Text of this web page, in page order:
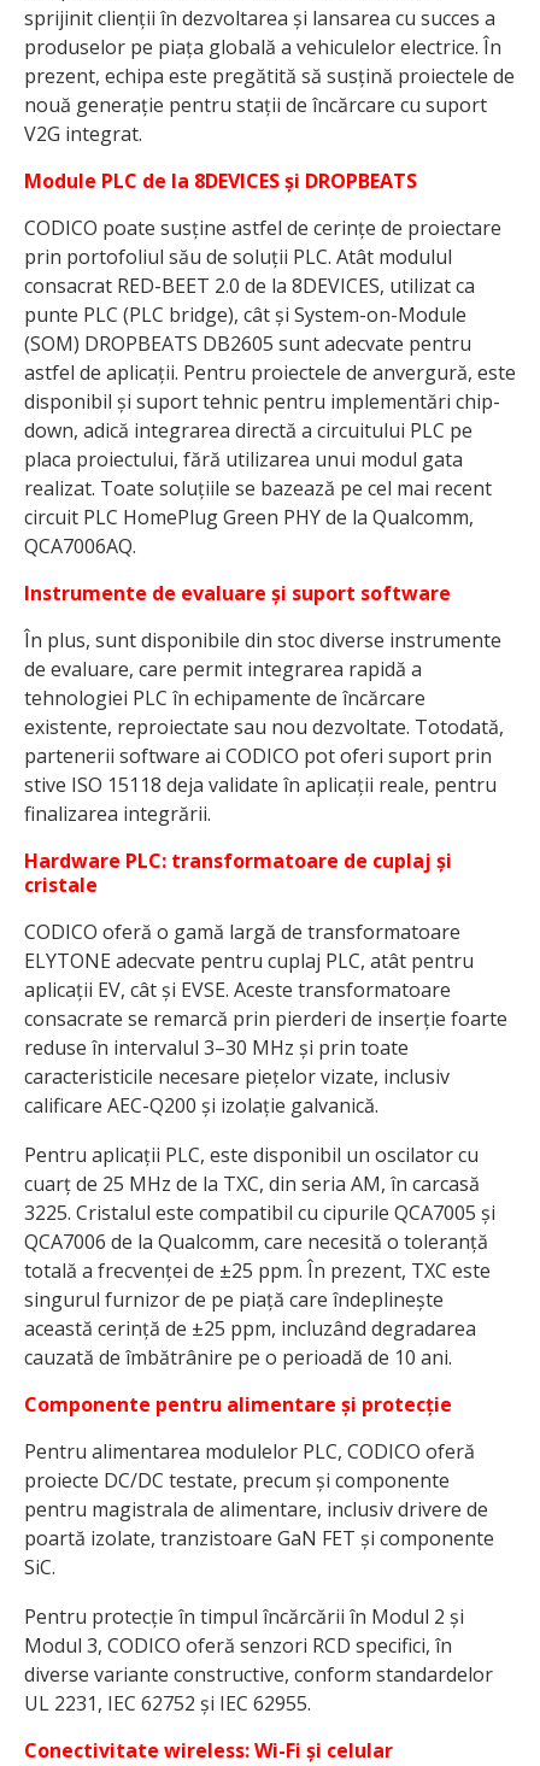
sprijinit clienții în dezvoltarea și lansarea cu succes a
produselor pe piața globală a vehiculelor electrice. În
prezent, echipa este pregătită să susțină proiectele de
nouă generație pentru stații de încărcare cu suport
V2G integrat.
Module PLC de la 8DEVICES și DROPBEATS
CODICO poate susține astfel de cerințe de proiectare
prin portofoliul său de soluții PLC. Atât modulul
consacrat RED-BEET 2.0 de la 8DEVICES, utilizat ca
punte PLC (PLC bridge), cât și System-on-Module
(SOM) DROPBEATS DB2605 sunt adecvate pentru
astfel de aplicații. Pentru proiectele de anvergură, este
disponibil și suport tehnic pentru implementări chip-
down, adică integrarea directă a circuitului PLC pe
placa proiectului, fără utilizarea unui modul gata
realizat. Toate soluțiile se bazează pe cel mai recent
circuit PLC HomePlug Green PHY de la Qualcomm,
QCA7006AQ.
Instrumente de evaluare și suport software
În plus, sunt disponibile din stoc diverse instrumente
de evaluare, care permit integrarea rapidă a
tehnologiei PLC în echipamente de încărcare
existente, reproiectate sau nou dezvoltate. Totodată,
partenerii software ai CODICO pot oferi suport prin
stive ISO 15118 deja validate în aplicații reale, pentru
finalizarea integrării.
Hardware PLC: transformatoare de cuplaj și
cristale
CODICO oferă o gamă largă de transformatoare
ELYTONE adecvate pentru cuplaj PLC, atât pentru
aplicații EV, cât și EVSE. Aceste transformatoare
consacrate se remarcă prin pierderi de inserție foarte
reduse în intervalul 3–30 MHz și prin toate
caracteristicile necesare piețelor vizate, inclusiv
calificare AEC-Q200 și izolație galvanică.
Pentru aplicații PLC, este disponibil un oscilator cu
cuarț de 25 MHz de la TXC, din seria AM, în carcasă
3225. Cristalul este compatibil cu cipurile QCA7005 și
QCA7006 de la Qualcomm, care necesită o toleranță
totală a frecvenței de ±25 ppm. În prezent, TXC este
singurul furnizor de pe piață care îndeplinește
această cerință de ±25 ppm, incluzând degradarea
cauzată de îmbătrânire pe o perioadă de 10 ani.
Componente pentru alimentare și protecție
Pentru alimentarea modulelor PLC, CODICO oferă
proiecte DC/DC testate, precum și componente
pentru magistrala de alimentare, inclusiv drivere de
poartă izolate, tranzistoare GaN FET și componente
SiC.
Pentru protecție în timpul încărcării în Modul 2 și
Modul 3, CODICO oferă senzori RCD specifici, în
diverse variante constructive, conform standardelor
UL 2231, IEC 62752 și IEC 62955.
Conectivitate wireless: Wi-Fi și celular